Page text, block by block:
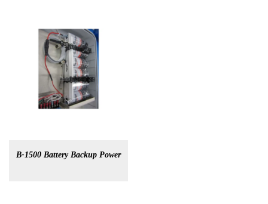
B-1500 Battery Backup Power